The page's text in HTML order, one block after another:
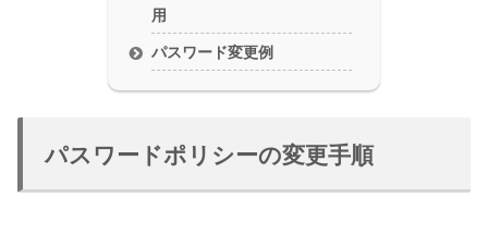
用
パスワード変更例
パスワードポリシーの変更手順